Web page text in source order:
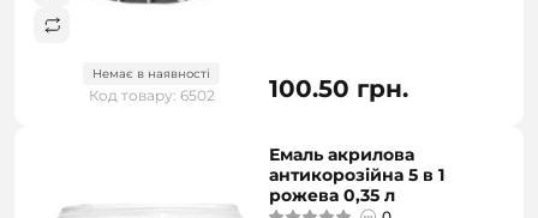
Немає в наявності
Код товару: 6502 100.50 грн.
Емаль акрилова
антикорозійна 5 в 1
рожева 0,35 л